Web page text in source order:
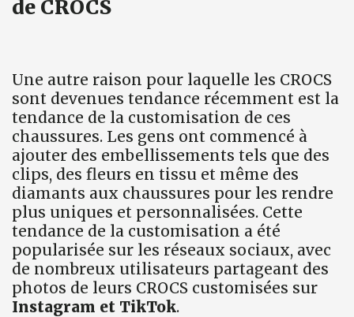
de CROCS
Une autre raison pour laquelle les CROCS
sont devenues tendance récemment est la
tendance de la customisation de ces
chaussures. Les gens ont commencé à
ajouter des embellissements tels que des
clips, des fleurs en tissu et même des
diamants aux chaussures pour les rendre
plus uniques et personnalisées. Cette
tendance de la customisation a été
popularisée sur les réseaux sociaux, avec
de nombreux utilisateurs partageant des
photos de leurs CROCS customisées sur
Instagram et TikTok.